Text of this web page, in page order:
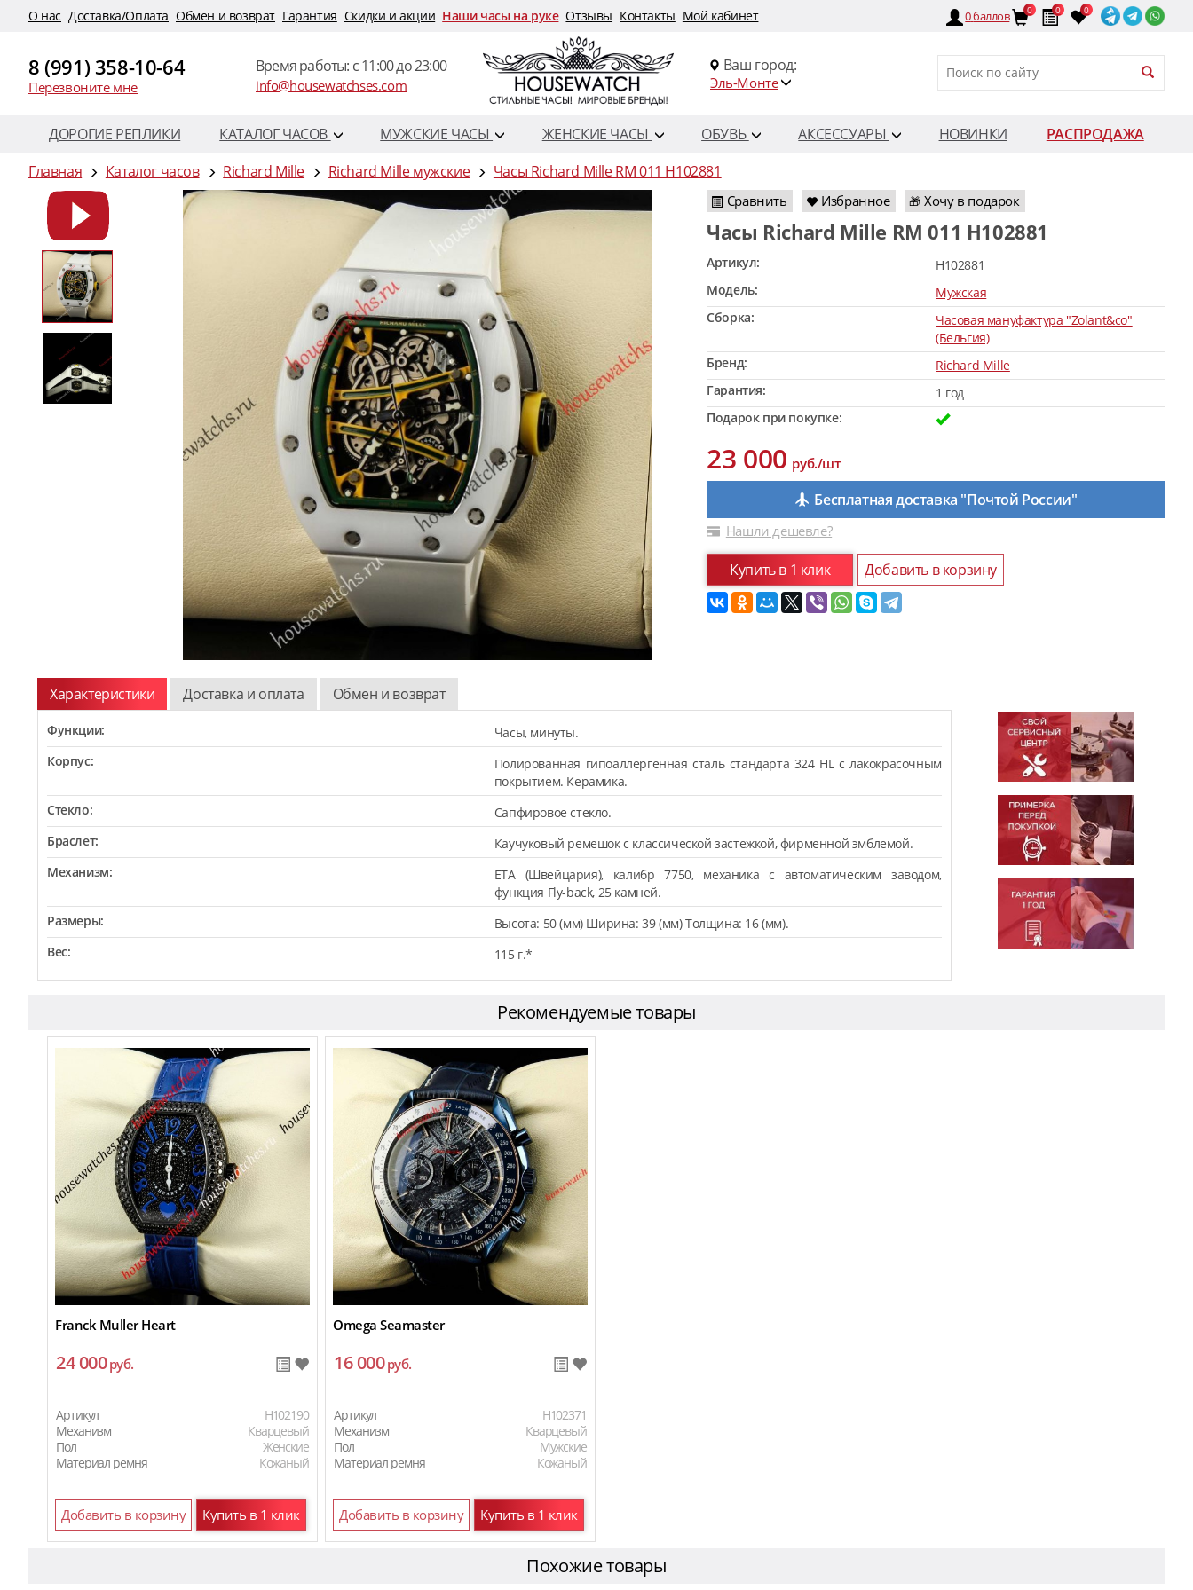
O нас Доставка/Оплата Обмен и возврат Гарантия Скидки и акции Наши часы на руке Отзывы Контакты Мой кабинет 0баллов 0 0 0
8 (991) 358-10-64
Перезвоните мне
Время работы: c 11:00 до 23:00
info@housewatchses.com
Ваш город:
Эль-Монте
ДОРОГИЕ РЕПЛИКИ КАТАЛОГ ЧАСОВ МУЖСКИЕ ЧАСЫ ЖЕНСКИЕ ЧАСЫ ОБУВЬ АКСЕССУАРЫ НОВИНКИ
РАСПРОДАЖА
Главная
Каталог часов Richard Mille Richard Mille мужские Часы Richard Mille RM 011 H102881
Сравнить Избранное 🎁 Хочу в подарок
Часы Richard Mille RM 011 H102881
Артикул:
H102881
Модель:
Мужская
Сборка:
Часовая мануфактура "Zolant&co"
(Бельгия)
Бренд:
Richard Mille
Гарантия:
1 год
Подарок при покупке:
23 000руб./шт
Бесплатная доставка "Почтой России"
Нашли дешевле?
Купить в 1 клик Добавить в корзину
Характеристики Доставка и оплата Обмен и возврат
Функции:
Часы, минуты.
Корпус:
Полированная гипоаллергенная сталь стандарта 324 HL с лакокрасочным
покрытием. Керамика.
Стекло:
Сапфировое стекло.
Браслет:
Каучуковый ремешок с классической застежкой, фирменной эмблемой.
Механизм:
ETA (Швейцария), калибр 7750, механика с автоматическим заводом,
функция Fly-back, 25 камней.
Размеры:
Высота: 50 (мм) Ширина: 39 (мм) Толщина: 16 (мм).
Вес:
115 г.*
Рекомендуемые товары
Franck Muller Heart
24 000руб.
Артикул
H102190
Механизм
Кварцевый
Пол
Женские
Материал ремня
Кожаный
Добавить в корзину Купить в 1 клик
Omega Seamaster
16 000руб.
Артикул
H102371
Механизм
Кварцевый
Пол
Мужские
Материал ремня
Кожаный
Добавить в корзину Купить в 1 клик
Похожие товары